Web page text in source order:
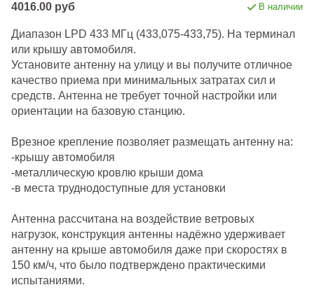
4016.00 руб В наличии
Диапазон LPD 433 МГц (433,075-433,75). На терминал
или крышу автомобиля.
Установите антенну на улицу и вы получите отличное
качество приема при минимальных затратах сил и
средств. Антенна не требует точной настройки или
ориентации на базовую станцию.
Врезное крепление позволяет размещать антенну на:
-крышу автомобиля
-металлическую кровлю крыши дома
-в места труднодоступные для установки
Антенна рассчитана на воздействие ветровых
нагрузок, конструкция антенны надёжно удерживает
антенну на крыше автомобиля даже при скоростях в
150 км/ч, что было подтверждено практическими
испытаниями.